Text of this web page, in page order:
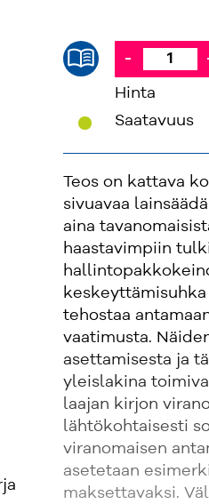
-
Hinta
Saatavuus
Teos on kattava
sivuavaa
aina
haastavimpiin
tehostaa
vaatimusta.
asettamisesta ja
yleislakina
laajan kirjon
lähtökohtaisesti
viranomaisen
asetetaan
maksettavaksi.